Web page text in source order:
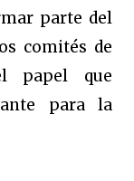
parte del
comités de
papel que
para la